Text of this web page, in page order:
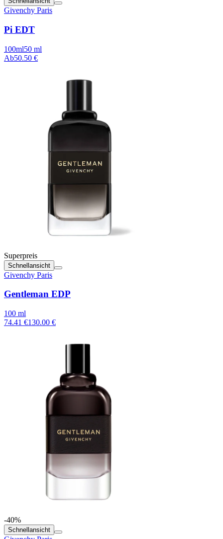
Givenchy Paris
Pi EDT
100ml50 ml
Ab50.50 €
Superpreis
Schnellansicht
Givenchy Paris
Gentleman EDP
100 ml
74.41 €130.00 €
-40%
Schnellansicht